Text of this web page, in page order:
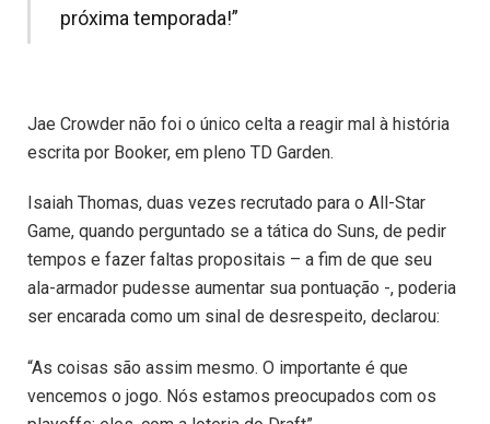
próxima temporada!”
Jae Crowder não foi o único celta a reagir mal à história
escrita por Booker, em pleno TD Garden.
Isaiah Thomas, duas vezes recrutado para o All-Star
Game, quando perguntado se a tática do Suns, de pedir
tempos e fazer faltas propositais – a fim de que seu
ala-armador pudesse aumentar sua pontuação -, poderia
ser encarada como um sinal de desrespeito, declarou:
“As coisas são assim mesmo. O importante é que
vencemos o jogo. Nós estamos preocupados com os